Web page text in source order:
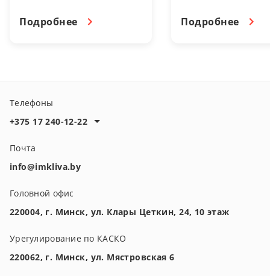
упростить процесс. В
Подробнее
выходной день.
Подробнее
Телефоны
+375 17 240-12-22
Почта
info@imkliva.by
Головной офис
220004, г. Минск, ул. Клары Цеткин, 24, 10 этаж
Урегулирование по КАСКО
220062, г. Минск, ул. Мястровская 6